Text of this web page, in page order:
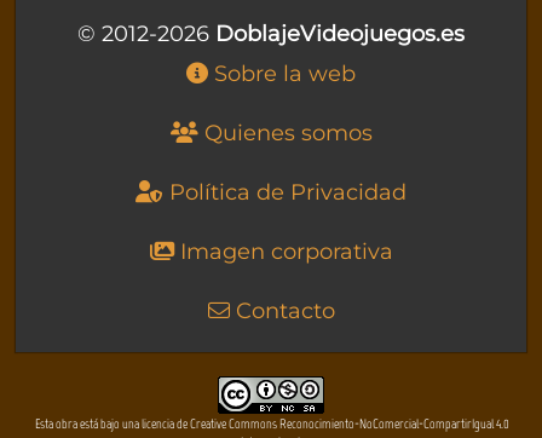
© 2012-2026 DoblajeVideojuegos.es
Sobre la web
Quienes somos
Política de Privacidad
Imagen corporativa
Contacto
Esta obra está bajo una licencia de Creative Commons Reconocimiento-NoComercial-CompartirIgual 4.0